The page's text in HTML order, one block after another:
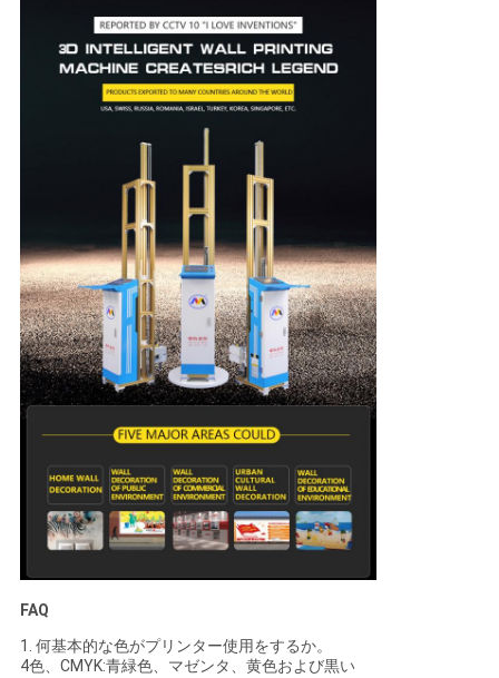
FAQ
1. 何基本的な色がプリンター使用をするか。
4色、CMYK:青緑色、マゼンタ、黄色および黒い